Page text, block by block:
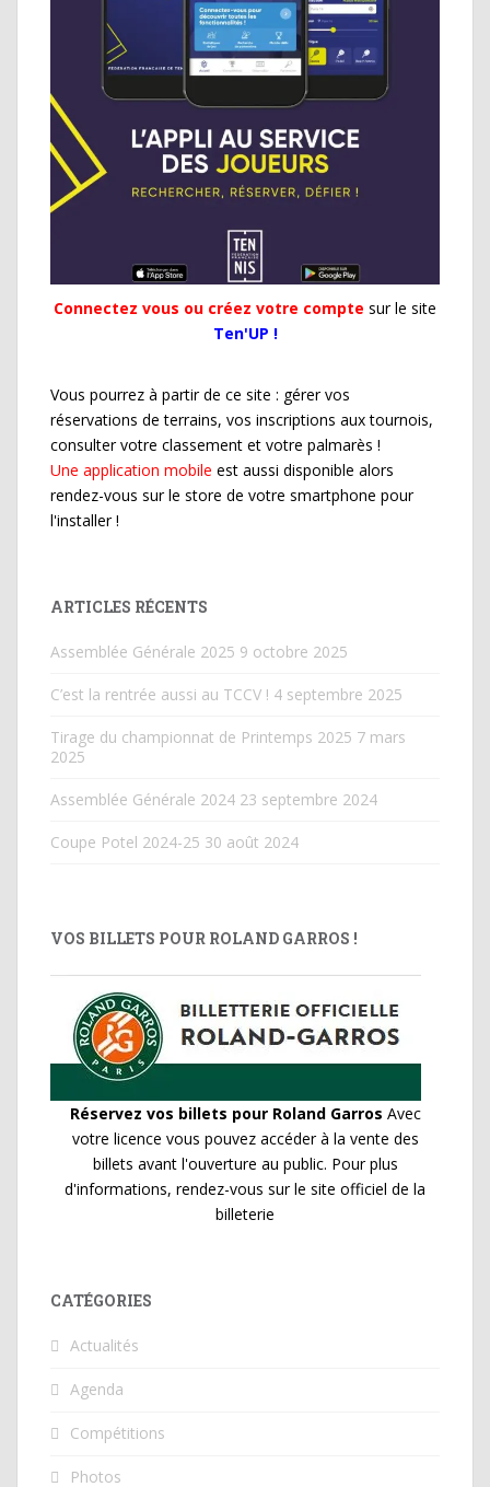
Connectez vous ou créez votre compte sur le site
Ten'UP !
Vous pourrez à partir de ce site : gérer vos
réservations de terrains, vos inscriptions aux tournois,
consulter votre classement et votre palmarès !
Une application mobile est aussi disponible alors
rendez-vous sur le store de votre smartphone pour
l'installer !
ARTICLES RÉCENTS
Assemblée Générale 2025 9 octobre 2025
C’est la rentrée aussi au TCCV ! 4 septembre 2025
Tirage du championnat de Printemps 2025 7 mars
2025
Assemblée Générale 2024 23 septembre 2024
Coupe Potel 2024-25 30 août 2024
VOS BILLETS POUR ROLAND GARROS !
Réservez vos billets pour Roland Garros Avec
votre licence vous pouvez accéder à la vente des
billets avant l'ouverture au public. Pour plus
d'informations, rendez-vous sur le site officiel de la
billeterie
CATÉGORIES
Actualités
Agenda
Compétitions
Photos